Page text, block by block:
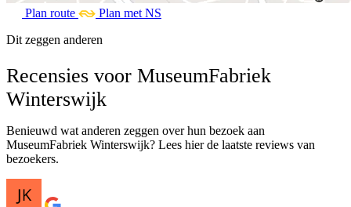
Plan route
Plan met NS
Dit zeggen anderen
Recensies voor MuseumFabriek
Winterswijk
Benieuwd wat anderen zeggen over hun bezoek aan
MuseumFabriek Winterswijk? Lees hier de laatste reviews van
bezoekers.